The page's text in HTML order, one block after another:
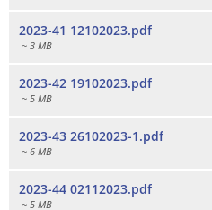
2023-41 12102023.pdf
~ 3 MB
2023-42 19102023.pdf
~ 5 MB
2023-43 26102023-1.pdf
~ 6 MB
2023-44 02112023.pdf
~ 5 MB